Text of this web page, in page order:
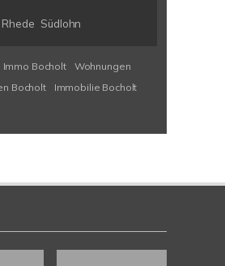
Rhede Südlohn
Immo Bocholt
Wohnungen
Bocholt
Immobilie Bocholt